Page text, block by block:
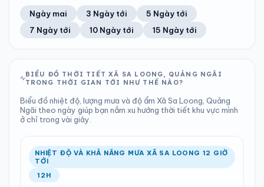
22°C 100%
Khả năng mưa
6.96 mm
Tổng cả ngày
1009 hPa
Bình thường
11
Chỉ số UV
Tốt
Ước lượng
22°C
Ổn định
100%
Khả năng mưa
Trung bình ngày Tốc độ gió
TIA UV TẦM NHÌN
LƯỢNG MƯA
9.15 mm
Tổng cả ngày
ÁP SUẤT
1009 hPa
Bình thường
Ổn định Khả năng mưa
Ngày mai 3 Ngày tới
5 Ngày tới
7 Ngày tới
10 Ngày tới 15 Ngày tới
BIỂU ĐỒ THỜI TIẾT XÃ SA LOONG, QUẢNG NGÃI
TRONG THỜI GIAN TỚI NHƯ THẾ NÀO?
Biểu đồ nhiệt độ, lượng mưa và độ ẩm Xã Sa Loong, Quảng
Ngãi theo ngày giúp bạn nắm xu hướng thời tiết khu vực mình
ở chỉ trong vài giây.
NHIỆT ĐỘ VÀ KHẢ NĂNG MƯA XÃ SA LOONG 12 GIỜ
TỚI
12H